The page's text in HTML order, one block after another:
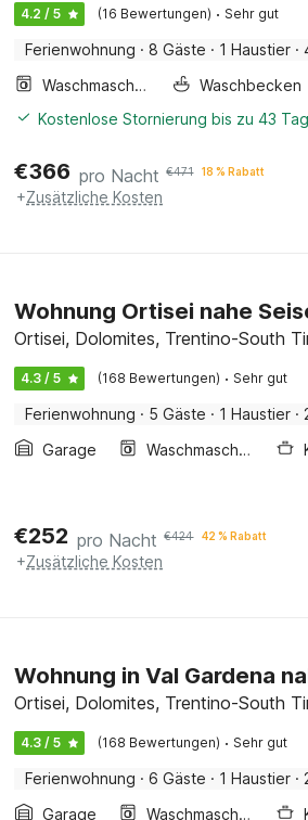
4.2 / 5 (16 Bewertungen) · Sehr gut
Ferienwohnung · 8 Gäste · 1 Haustier ·
Waschmaschine
Waschbecken
Kostenlose Stornierung bis zu 43
€366 pro Nacht €471 18 % Rabatt
+Zusätzliche Kosten
Wohnung Ortisei nahe
Ortisei, Dolomites, Trentino-South
4.3 / 5 (168 Bewertungen) · Sehr gut
Ferienwohnung · 5 Gäste · 1 Haustier ·
Garage
Waschmaschine
€252 pro Nacht €424 42 % Rabatt
+Zusätzliche Kosten
Wohnung in Val Gardena
Ortisei, Dolomites, Trentino-South
4.3 / 5 (168 Bewertungen) · Sehr gut
Ferienwohnung · 6 Gäste · 1 Haustier ·
Garage
Waschmaschine